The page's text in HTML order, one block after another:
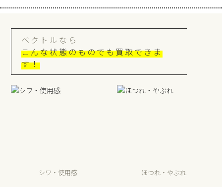
ベクトルなら
こんな状態のものでも買取できま
す！
シワ・使用感 ほつれ・やぶれ